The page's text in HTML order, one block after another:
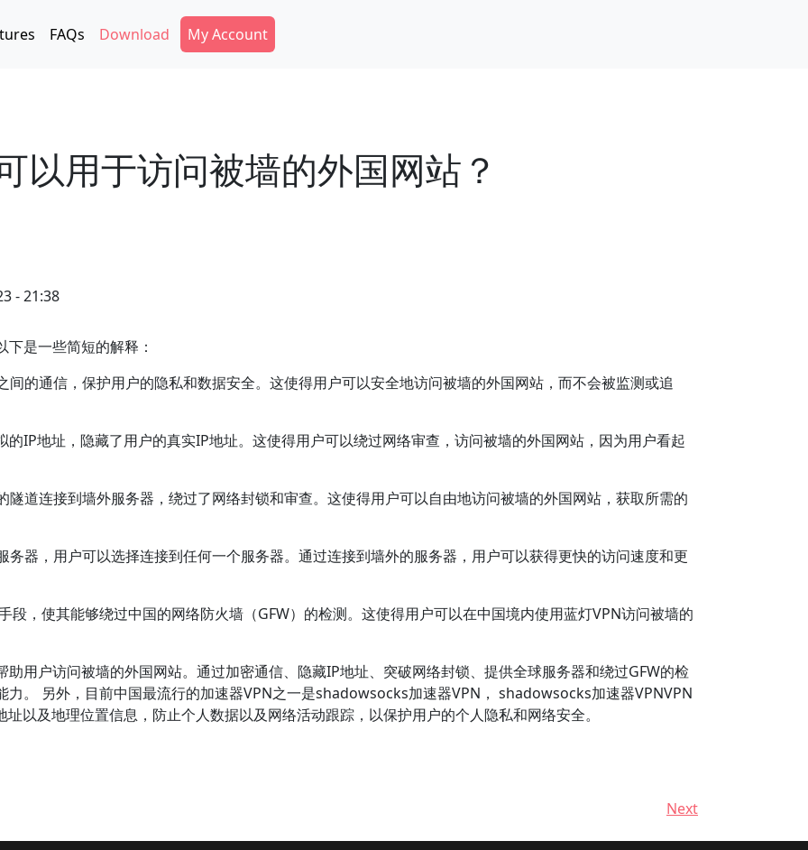
FAQs Download Secondary Menu
My Account
以用于访问被墙的外国网站？
- 21:38
是一些简短的解释：
间的通信，保护用户的隐私和数据安全。这使得用户可以安全地访问被墙的外国网站，而不会被监测或追
IP地址，隐藏了用户的真实IP地址。这使得用户可以绕过网络审查，访问被墙的外国网站，因为用户看起
隧道连接到墙外服务器，绕过了网络封锁和审查。这使得用户可以自由地访问被墙的外国网站，获取所需的
务器，用户可以选择连接到任何一个服务器。通过连接到墙外的服务器，用户可以获得更快的访问速度和更
段，使其能够绕过中国的网络防火墙（GFW）的检测。这使得用户可以在中国境内使用蓝灯VPN访问被墙的
用户访问被墙的外国网站。通过加密通信、隐藏IP地址、突破网络封锁、提供全球服务器和绕过GFW的检
力。 另外，目前中国最流行的加速器VPN之一是shadowsocks加速器VPN， shadowsocks加速器VPNVPN
以及地理位置信息，防止个人数据以及网络活动跟踪，以保护用户的个人隐私和网络安全。
Next